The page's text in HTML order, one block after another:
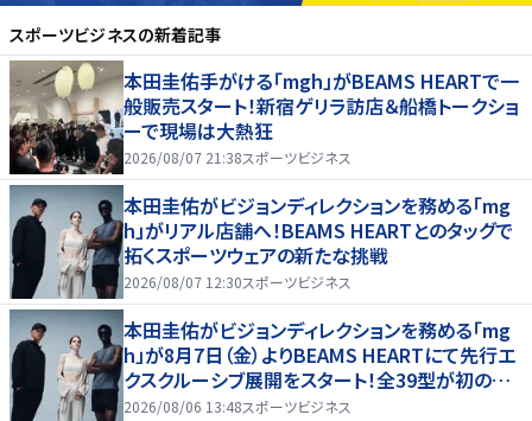
スポーツビジネスの新着記事
本田圭佑手がける「mgh」がBEAMS HEARTで一
般販売スタート！新宿ゲリラ訪店＆船橋トークショ
ーで現場は大熱狂
2026/08/07 21:38スポーツビジネス
本田圭佑がビジョンディレクションを務める「mg
h」がリアル店舗へ！BEAMS HEARTとのタッグで
拓くスポーツウェアの新たな挑戦
2026/08/07 12:30スポーツビジネス
本田圭佑がビジョンディレクションを務める「mg
h」が8月7日（金）よりBEAMS HEARTにて先行エ
クスクルーシブ展開をスタート！全39型が初の実
店舗へ、新宿POP UPやトークショーも！
2026/08/06 13:48スポーツビジネス